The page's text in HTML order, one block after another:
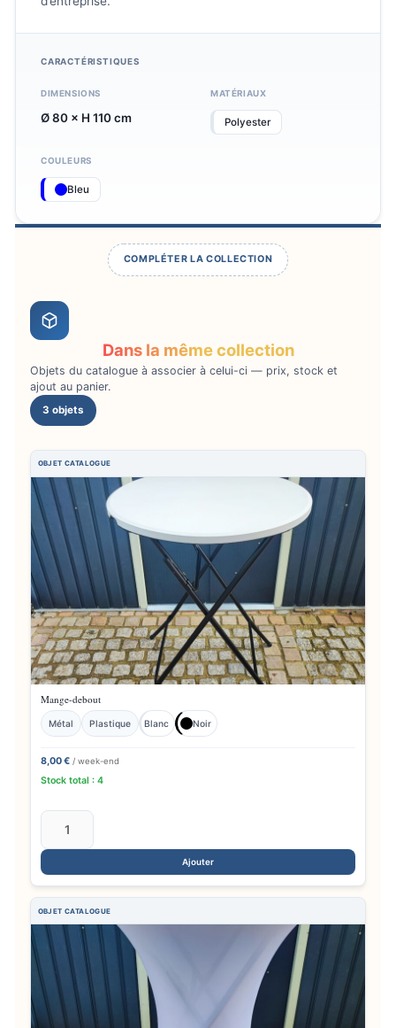
CARACTÉRISTIQUES
DIMENSIONS
Ø 80 × H 110 cm
MATÉRIAUX
Polyester
COULEURS
Bleu
COMPLÉTER LA COLLECTION
Dans la même collection
Objets du catalogue à associer à celui-ci — prix, stock et
ajout au panier.
3 objets
Mange-debout
Métal Plastique Blanc Noir
8,00 € / week-end
Stock total : 4
Ajouter